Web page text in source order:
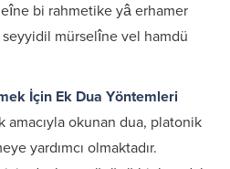
bi rahmetike yâ erhamer
mürselîne vel hamdü
İçin Ek Dua Yöntemleri
amacıyla okunan dua, platonik
yardımcı olmaktadır.